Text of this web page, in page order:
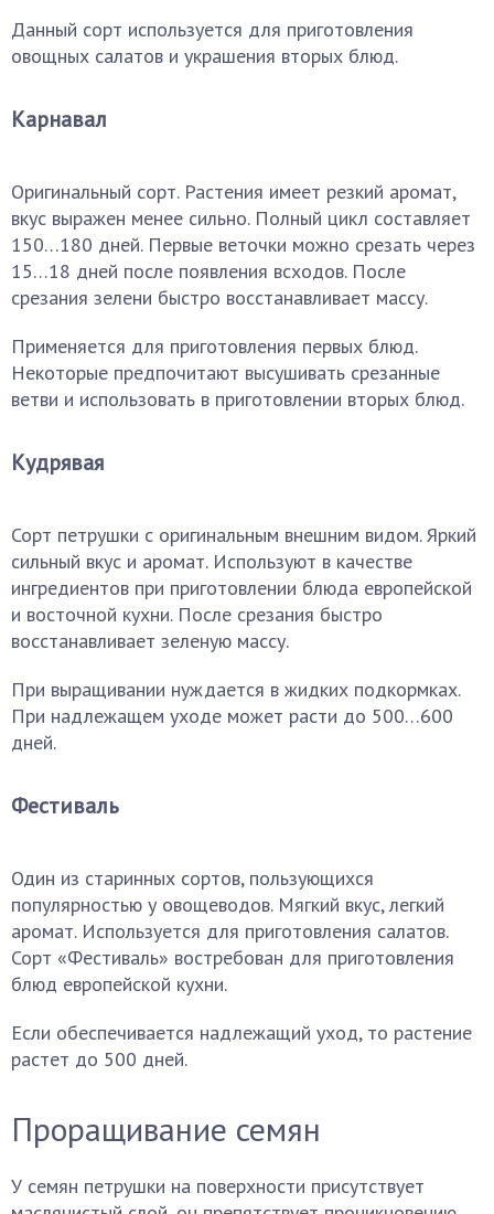
Данный сорт используется для приготовления
овощных салатов и украшения вторых блюд.
Карнавал
Оригинальный сорт. Растения имеет резкий аромат,
вкус выражен менее сильно. Полный цикл составляет
150…180 дней. Первые веточки можно срезать через
15…18 дней после появления всходов. После
срезания зелени быстро восстанавливает массу.
Применяется для приготовления первых блюд.
Некоторые предпочитают высушивать срезанные
ветви и использовать в приготовлении вторых блюд.
Кудрявая
Сорт петрушки с оригинальным внешним видом. Яркий
сильный вкус и аромат. Используют в качестве
ингредиентов при приготовлении блюда европейской
и восточной кухни. После срезания быстро
восстанавливает зеленую массу.
При выращивании нуждается в жидких подкормках.
При надлежащем уходе может расти до 500…600
дней.
Фестиваль
Один из старинных сортов, пользующихся
популярностью у овощеводов. Мягкий вкус, легкий
аромат. Используется для приготовления салатов.
Сорт «Фестиваль» востребован для приготовления
блюд европейской кухни.
Если обеспечивается надлежащий уход, то растение
растет до 500 дней.
Проращивание семян
У семян петрушки на поверхности присутствует